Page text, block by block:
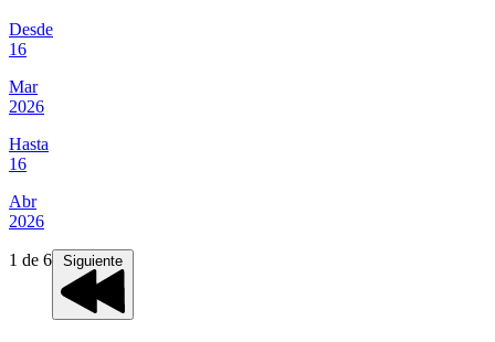
Desde
16
Mar
2026
Hasta
16
Abr
2026
1 de 6